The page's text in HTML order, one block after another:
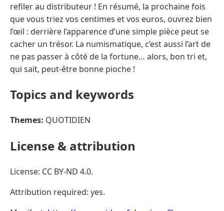
refiler au distributeur ! En résumé, la prochaine fois
que vous triez vos centimes et vos euros, ouvrez bien
l’œil : derrière l’apparence d’une simple pièce peut se
cacher un trésor. La numismatique, c’est aussi l’art de
ne pas passer à côté de la fortune… alors, bon tri et,
qui sait, peut-être bonne pioche !
Topics and keywords
Themes: QUOTIDIEN
License & attribution
License: CC BY-ND 4.0.
Attribution required: yes.